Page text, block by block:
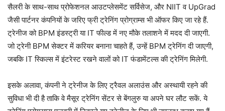
सैलरी के साथ-साथ प्रोफेशनल आउटप्लेसमेंट सर्विसेज, और NIIT व UpGrad
जैसी पार्टनर कंपनियों के जरिए फ्री ट्रेनिंग प्रोग्राम्स भी ऑफर किए जा रहे हैं.
ट्रेनीज को BPM इंडस्ट्री या IT फील्ड में नए मौके तलाशने में मदद दी जाएगी.
जो ट्रेनी BPM सेक्टर में करियर बनाना चाहते हैं, उन्हें BPM ट्रेनिंग दी जाएगी,
जबकि IT स्किल्स में इंटरेस्ट रखने वालों को IT फंडामेंटल्स की ट्रेनिंग मिलेगी.
इसके अलावा, कंपनी ने ट्रेनीज के लिए ट्रैवल अलाउंस और अस्थायी रहने की
सुविधा भी दी है ताकि वे मैसूर ट्रेनिंग सेंटर से बेंगलुरु या अपने घर लौट सकें. ये